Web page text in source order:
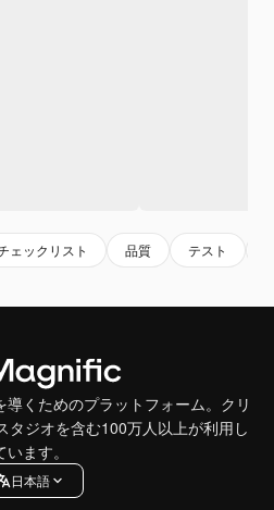
ェックリスト 品質 テスト
くためのプラットフォーム。クリ
タジオを含む100万人以上が利用し
います。
日本語